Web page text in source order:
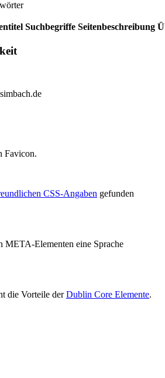
Suchbegriffe Seitenbeschreibung
Favicon.
CSS-Angaben gefunden
META-Elementen eine Sprache
die Vorteile derDublin Core Elemente.